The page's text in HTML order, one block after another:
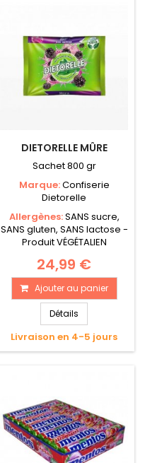
DIETORELLE MÛRE
Sachet 800 gr
Marque:Confiserie
Dietorelle
Allergènes:SANS sucre,
SANS gluten, SANS lactose -
Produit VÉGÉTALIEN
24,99 €
Ajouter au panier
Détails
Livraison en 4-5 jours